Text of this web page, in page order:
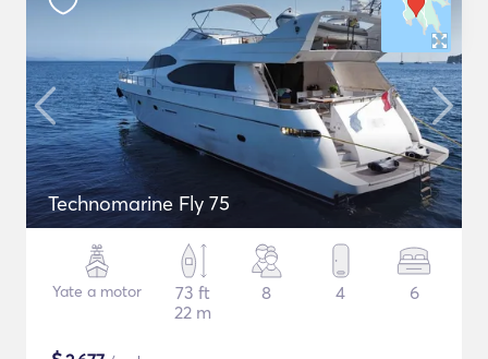
Technomarine Fly 75
Yate a motor
73 ft
22 m
8 4 6